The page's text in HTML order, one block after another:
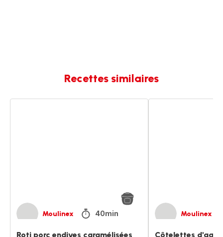
Recettes similaires
Moulinex 40min
Roti porc endives caramélisées
Moulinex
Côtelettes